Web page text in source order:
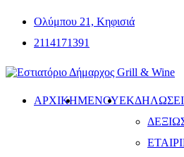
Ολύμπου 21, Κηφισιά
2114171391
ΑΡΧΙΚΗΜΕΝΟΎ